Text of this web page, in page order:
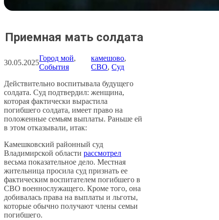
Приемная мать солдата
30.05.2025
Город мой
События
камешово
СВО, Суд
Действительно воспитывала будущего
солдата. Суд подтвердил: женщина,
которая фактически вырастила
погибшего солдата, имеет право на
положенные семьям выплаты. Раньше ей
в этом отказывали, итак:
Камешковский районный суд
Владимирской области рассмотрел
весьма показательное дело. Местная
жительница просила суд признать ее
фактическим воспитателем погибшего в
СВО военнослужащего. Кроме того, она
добивалась права на выплаты и льготы,
которые обычно получают члены семьи
погибшего.